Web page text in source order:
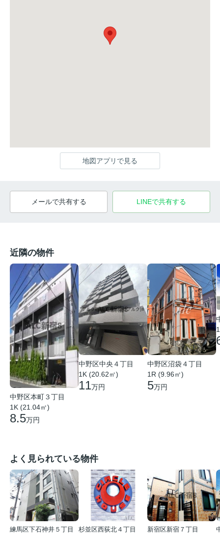
地図アプリで見る
メールで共有する LINEで共有する
近隣の物件
中野区本町３丁目
1K (21.04㎡)
8.5万円
中野区中央４丁目
1K (20.62㎡)
11万円
中野区沼袋４丁目
1R (9.96㎡)
5万円
よく見られている物件
練馬区下石神井５丁目
杉並区西荻北４丁目
新宿区新宿７丁目